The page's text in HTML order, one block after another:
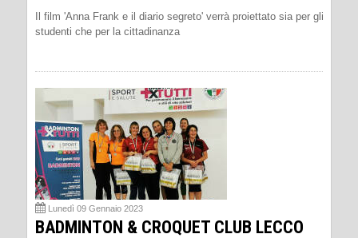
Il film 'Anna Frank e il diario segreto' verrà proiettato sia per gli
studenti che per la cittadinanza
Lunedì 09 Gennaio 2023
BADMINTON & CROQUET CLUB LECCO